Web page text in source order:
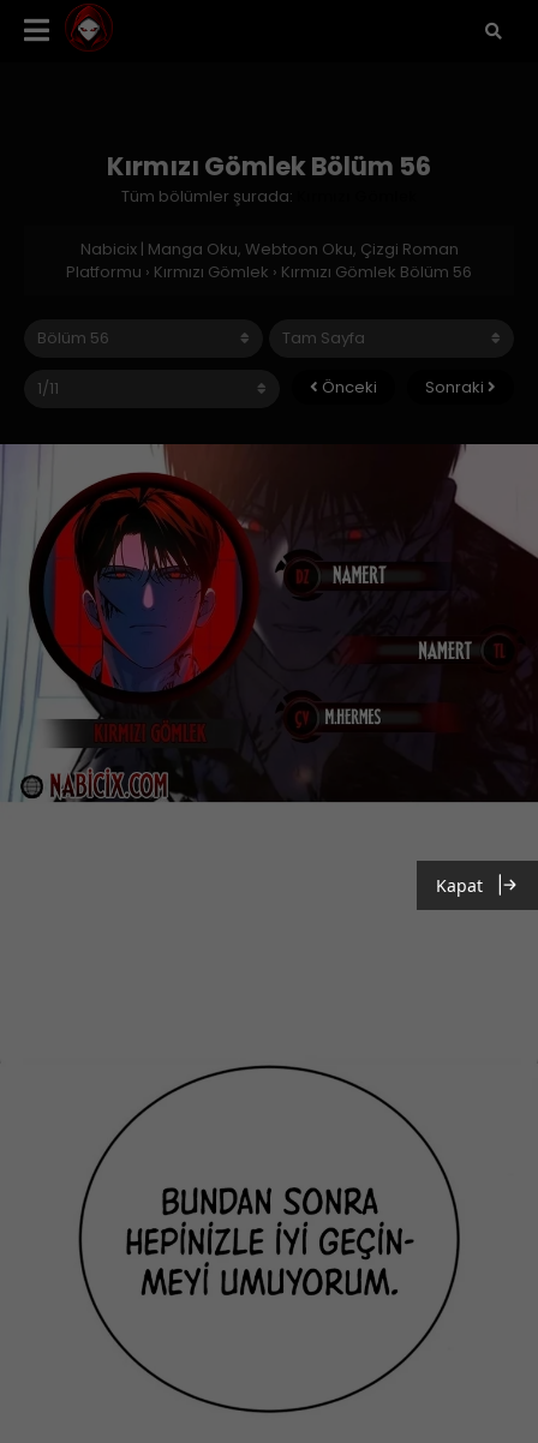
Kırmızı Gömlek Bölüm 56
Tüm bölümler şurada:
Nabicix | Manga Oku, Webtoon Oku, Çizgi Roman
Platformu › Kırmızı Gömlek › Kırmızı Gömlek Bölüm 56
Önceki Sonraki
Kapat